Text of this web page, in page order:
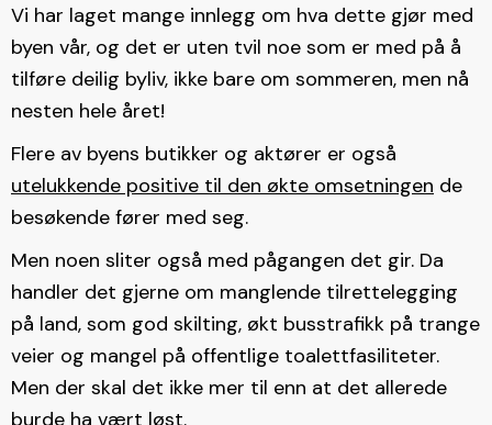
Vi har laget mange innlegg om hva dette gjør med
byen vår, og det er uten tvil noe som er med på å
tilføre deilig byliv, ikke bare om sommeren, men nå
nesten hele året!
Flere av byens butikker og aktører er også
utelukkende positive til den økte omsetningen de
besøkende fører med seg.
Men noen sliter også med pågangen det gir. Da
handler det gjerne om manglende tilrettelegging
på land, som god skilting, økt busstrafikk på trange
veier og mangel på offentlige toalettfasiliteter.
Men der skal det ikke mer til enn at det allerede
burde ha vært løst.